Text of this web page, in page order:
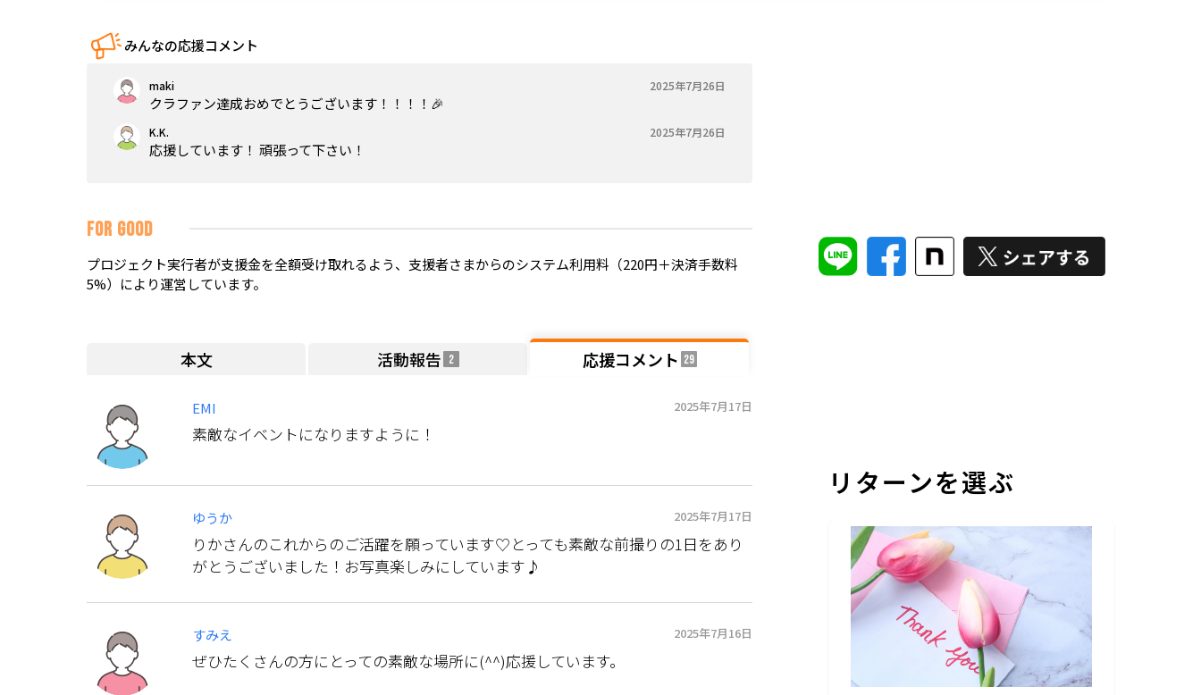
みんなの応援コメント
maki 2025年7月26日
クラファン達成おめでとうございます！！！！🎉
K.K. 2025年7月26日
応援しています！ 頑張って下さい！
FOR GOOD
プロジェクト実行者が支援金を全額受け取れるよう、支援者さまからのシステム利用料（220円＋決済手数料
5%）により運営しています。
本文 活動報告 2 応援コメント 29
EMI 2025年7月17日
素敵なイベントになりますように！
ゆうか 2025年7月17日
りかさんのこれからのご活躍を願っています♡とっても素敵な前撮りの1日をあり
がとうございました！お写真楽しみにしています♪
すみえ 2025年7月16日
ぜひたくさんの方にとっての素敵な場所に(^^)応援しています。
リターンを選ぶ